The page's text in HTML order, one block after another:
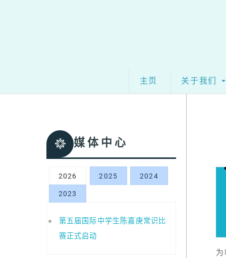
主页 关于我们
媒体中心
2026 2025 2024
2023
第五届国际中学生陈嘉庚常识比
赛正式启动